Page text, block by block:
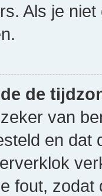
Als je
de
van
en dat
fout, zodat